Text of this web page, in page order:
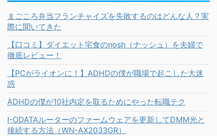
まごころ弁当フランチャイズを失敗するのはどんな人？実
際に聞いてきた
【口コミ】ダイエット宅食のnosh（ナッシュ）を夫婦で
徹底レビュー！
【PCがライオンに！】ADHDの僕が職場で起こした大迷
惑
ADHDの僕が10社内定を取るためにやった転職テク
I-ODATAルーターのファームウェアを更新してDMM光と
接続する方法（WN-AX2033GR）